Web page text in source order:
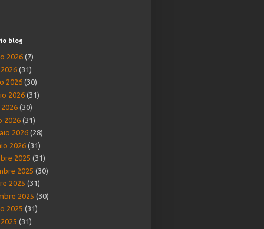
blog
2026 (7)
(31)
2026 (30)
2026 (31)
(30)
2026 (31)
2026 (28)
2026 (31)
2025 (31)
2025 (30)
2025 (31)
2025 (30)
2025 (31)
(31)